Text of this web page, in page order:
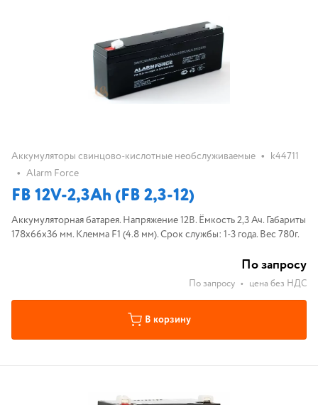
Аккумуляторы свинцово-кислотные необслуживаемые • k44711
• Alarm Force
FB 12V-2,3Ah (FB 2,3-12)
Аккумуляторная батарея. Напряжение 12В. Ёмкость 2,3 Ач. Габариты
178х66х36 мм. Клемма F1 (4.8 мм). Срок службы: 1-3 года. Вес 780г.
По запросу
По запросу • цена без НДС
В корзину